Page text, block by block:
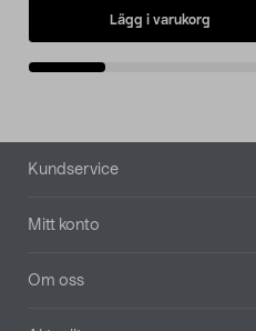
Lägg i varukorg
Sidfot
Kundservice
Mitt konto
Om oss